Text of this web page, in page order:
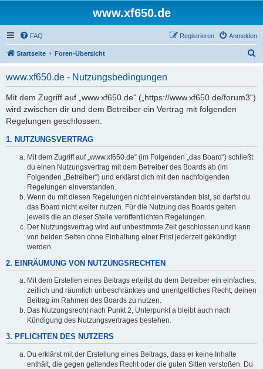
www.xf650.de
FAQ Anmelden
Registrieren
Startseite Foren-Übersicht
www.xf650.de - Nutzungsbedingungen
Mit dem Zugriff auf „www.xf650.de“ („https://www.xf650.de/forum3“)
wird zwischen dir und dem Betreiber ein Vertrag mit folgenden
Regelungen geschlossen:
1. NUTZUNGSVERTRAG
Mit dem Zugriff auf „www.xf650.de“ (im Folgenden „das Board“) schließt
du einen Nutzungsvertrag mit dem Betreiber des Boards ab (im
Folgenden „Betreiber“) und erklärst dich mit den nachfolgenden
Regelungen einverstanden.
Wenn du mit diesen Regelungen nicht einverstanden bist, so darfst du
das Board nicht weiter nutzen. Für die Nutzung des Boards gelten
jeweils die an dieser Stelle veröffentlichten Regelungen.
Der Nutzungsvertrag wird auf unbestimmte Zeit geschlossen und kann
von beiden Seiten ohne Einhaltung einer Frist jederzeit gekündigt
werden.
2. EINRÄUMUNG VON NUTZUNGSRECHTEN
Mit dem Erstellen eines Beitrags erteilst du dem Betreiber ein einfaches,
zeitlich und räumlich unbeschränktes und unentgeltliches Recht, deinen
Beitrag im Rahmen des Boards zu nutzen.
Das Nutzungsrecht nach Punkt 2, Unterpunkt a bleibt auch nach
Kündigung des Nutzungsvertrages bestehen.
3. PFLICHTEN DES NUTZERS
Du erklärst mit der Erstellung eines Beitrags, dass er keine Inhalte
enthält, die gegen geltendes Recht oder die guten Sitten verstoßen. Du